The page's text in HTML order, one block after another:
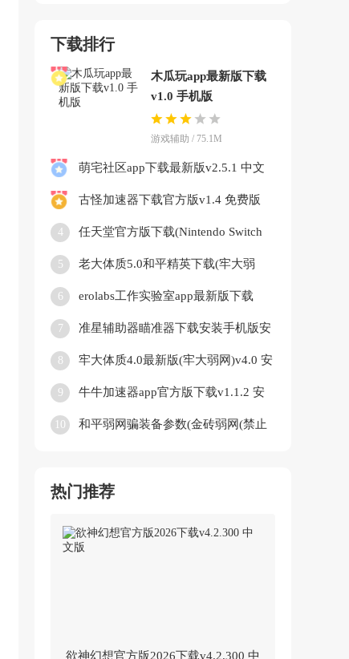
下载排行
木瓜玩app最新版下载
v1.0 手机版
游戏辅助 / 75.1M
萌宅社区app下载最新版v2.5.1 中文
古怪加速器下载官方版v1.4 免费版
4
任天堂官方版下载(Nintendo Switch
5
老大体质5.0和平精英下载(牢大弱
6
erolabs工作实验室app最新版下载
7
准星辅助器瞄准器下载安装手机版安
费版
8
牢大体质4.0最新版(牢大弱网)v4.0 安
9
牛牛加速器app官方版下载v1.1.2 安
10
和平弱网骗装备参数(金砖弱网(禁止
热门推荐
欲神幻想官方版2026下载v4.2.300 中